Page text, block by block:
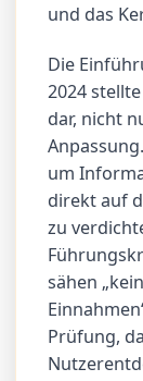
und das
Die
2024
dar, nicht
um
direkt auf
zu
sähen
Prüfung,